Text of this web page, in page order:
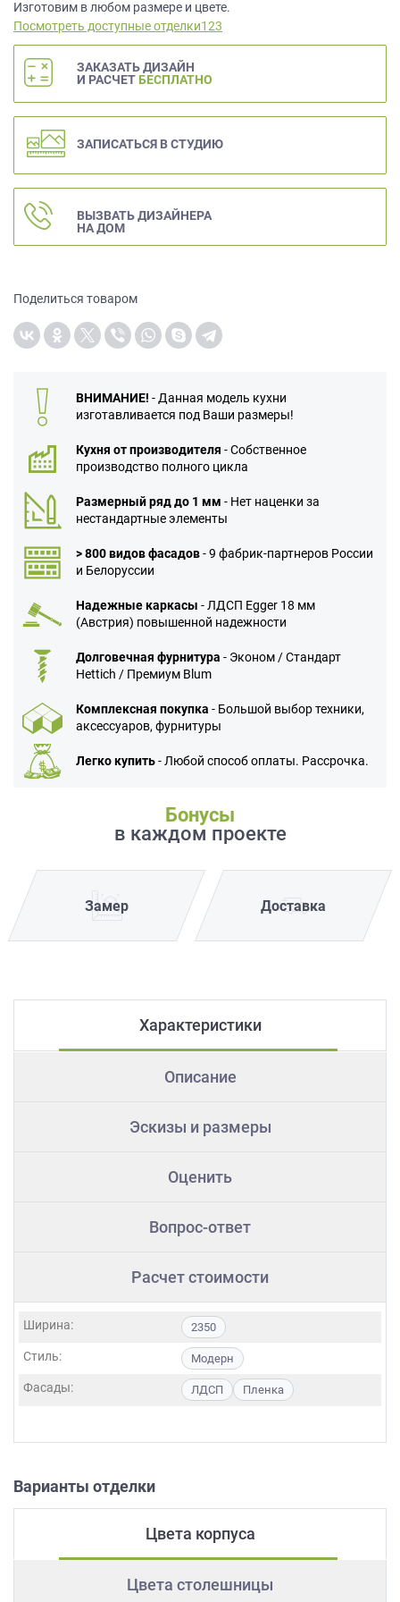
Изготовим в любом размере и цвете.
Посмотреть доступные отделки123
ЗАКАЗАТЬ ДИЗАЙН
И РАСЧЕТ БЕСПЛАТНО
ЗАПИСАТЬСЯ В СТУДИЮ
ВЫЗВАТЬ ДИЗАЙНЕРА
НА ДОМ
Поделиться товаром
ВНИМАНИЕ! - Данная модель кухни
изготавливается под Ваши размеры!
Кухня от производителя - Собственное
производство полного цикла
Размерный ряд до 1 мм - Нет наценки за
нестандартные элементы
> 800 видов фасадов- 9 фабрик-партнеров России
и Белоруссии
Надежные каркасы - ЛДСП Egger 18 мм
(Австрия) повышенной надежности
Долговечная фурнитура - Эконом / Стандарт
Hettich / Премиум Blum
Комплексная покупка - Большой выбор техники,
аксессуаров, фурнитуры
Легко купить- Любой способ оплаты. Рассрочка.
Бонусы
в каждом проекте
Замер Доставка
Характеристики
Описание
Эскизы и размеры
Оценить
Вопрос-ответ
Расчет стоимости
Ширина: 2350
Стиль: Модерн
Фасады: ЛДСП Пленка
Варианты отделки
Цвета корпуса
Цвета столешницы
данных.